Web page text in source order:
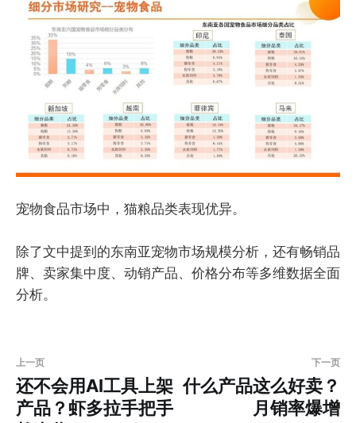
宠物食品市场中，猫粮品类表现优异。
除了文中提到的东南亚宠物市场规模分析，还有畅销品
牌、卖家集中度、动销产品、价格分布等多维数据全面
分析。
上一页
还不会用AI工具上架
产品？虾多拉手把手
下一页
什么产品这么好卖？
月销率爆增